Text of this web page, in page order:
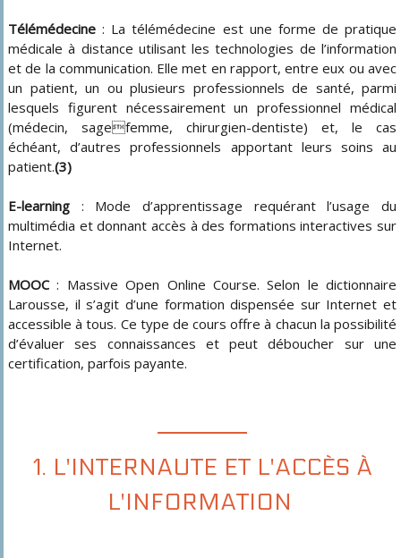
Télémédecine: La télémédecine est une forme de pratique
médicale à distance utilisant les technologies de l’information
et de la communication. Elle met en rapport, entre eux ou avec
un patient, un ou plusieurs professionnels de santé, parmi
lesquels figurent nécessairement un professionnel médical
(médecin, sagefemme, chirurgien-dentiste) et, le cas
échéant, d’autres professionnels apportant leurs soins au
patient.(3)
E-learning : Mode d’apprentissage requérant l’usage du
multimédia et donnant accès à des formations interactives sur
Internet.
MOOC: Massive Open Online Course. Selon le dictionnaire
Larousse, il s’agit d’une formation dispensée sur Internet et
accessible à tous. Ce type de cours offre à chacun la possibilité
d’évaluer ses connaissances et peut déboucher sur une
certification, parfois payante.
1. L'INTERNAUTE ET L'ACCÈS À
L'INFORMATION